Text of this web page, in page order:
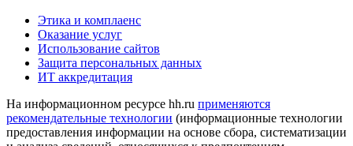
Этика и комплаенс
Оказание услуг
Использование сайтов
Защита персональных данных
ИТ аккредитация
На информационном ресурсе hh.ru применяются
рекомендательные технологии (информационные технологии
предоставления информации на основе сбора, систематизации